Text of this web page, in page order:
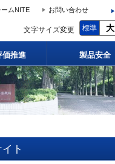
ームNITE お問い合わせ
文字サイズ変更 標準 大
価推進 製品安全
ト